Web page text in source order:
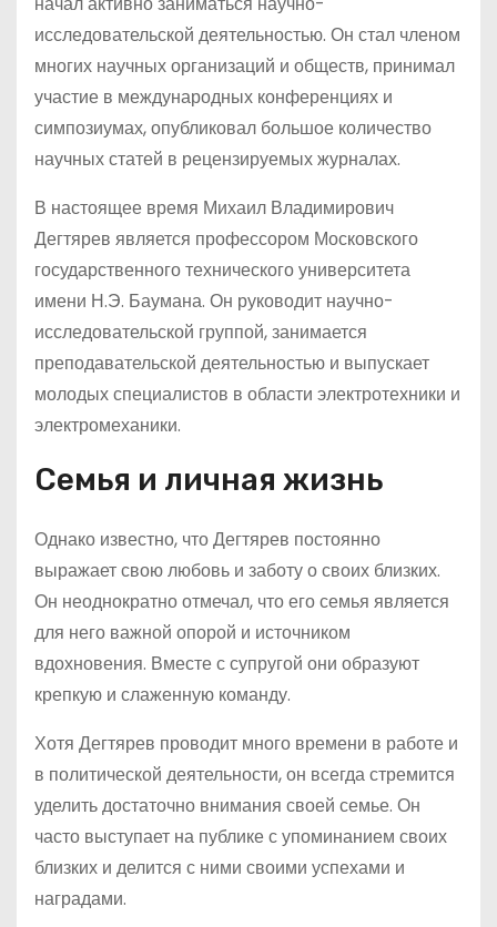
исследовательской деятельностью. Он стал членом
многих научных организаций и обществ, принимал
участие в международных конференциях и
симпозиумах, опубликовал большое количество
научных статей в рецензируемых журналах.
В настоящее время Михаил Владимирович
Дегтярев является профессором Московского
государственного технического университета
имени Н.Э. Баумана. Он руководит научно-
исследовательской группой, занимается
преподавательской деятельностью и выпускает
молодых специалистов в области электротехники и
электромеханики.
Семья и личная жизнь
Однако известно, что Дегтярев постоянно
выражает свою любовь и заботу о своих близких.
Он неоднократно отмечал, что его семья является
для него важной опорой и источником
вдохновения. Вместе с супругой они образуют
крепкую и слаженную команду.
Хотя Дегтярев проводит много времени в работе и
в политической деятельности, он всегда стремится
уделить достаточно внимания своей семье. Он
часто выступает на публике с упоминанием своих
близких и делится с ними своими успехами и
наградами.